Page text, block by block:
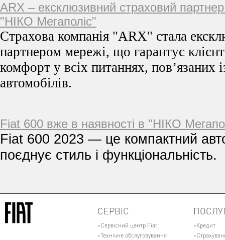
ARX – ексклюзивний страховий
"НІКО Мегаполіс"
Страхова компанія "ARX" стала
партнером мережі, що гарантує
комфорт у всіх питаннях, пов’язаних
автомобілів.
Fiat 600 вже в наявності в "НІКО
Fiat 600 2023 — це компактний
поєднує стиль і функціональність.
СЕРВІС
Сервісний центр Fiat
Технічне обслуговування
Кредит